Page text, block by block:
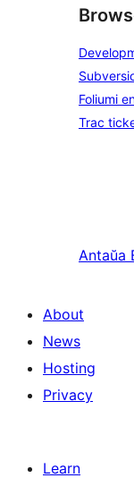
Foliumi
Trac
Antaŭa
About
News
Hosting
Privacy
Learn